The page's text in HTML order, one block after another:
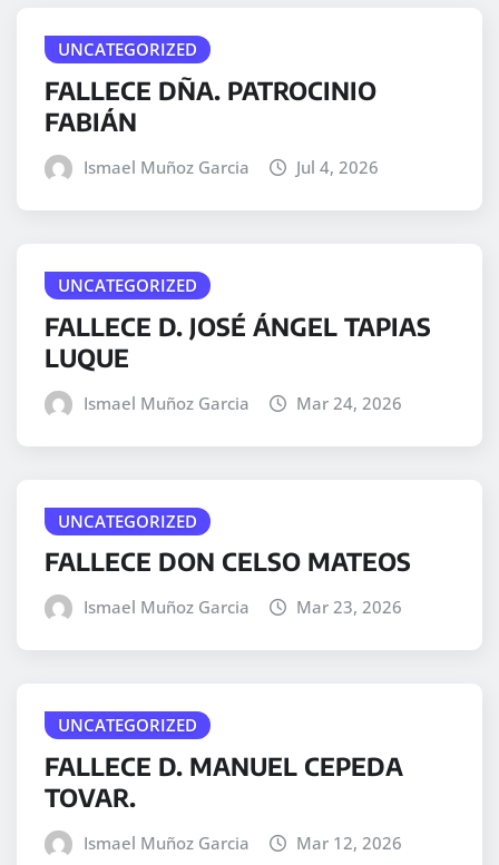
UNCATEGORIZED
FALLECE DÑA. PATROCINIO
FABIÁN
Ismael Muñoz Garcia Jul 4, 2026
UNCATEGORIZED
FALLECE D. JOSÉ ÁNGEL TAPIAS
LUQUE
Ismael Muñoz Garcia Mar 24, 2026
UNCATEGORIZED
FALLECE DON CELSO MATEOS
Ismael Muñoz Garcia Mar 23, 2026
UNCATEGORIZED
FALLECE D. MANUEL CEPEDA
TOVAR.
Ismael Muñoz Garcia Mar 12, 2026